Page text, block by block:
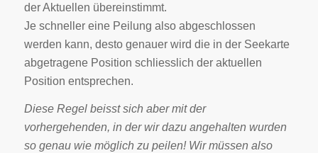
der Aktuellen übereinstimmt.
Je schneller eine Peilung also abgeschlossen
werden kann, desto genauer wird die in der Seekarte
abgetragene Position schliesslich der aktuellen
Position entsprechen.
Diese Regel beisst sich aber mit der
vorhergehenden, in der wir dazu angehalten wurden
so genau wie möglich zu peilen! Wir müssen also